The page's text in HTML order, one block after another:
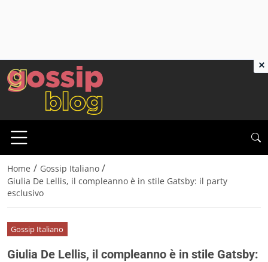
Home / Gossip Italiano /
Giulia De Lellis, il compleanno è in stile Gatsby: il party
esclusivo
Gossip Italiano
Giulia De Lellis, il compleanno è in stile Gatsby:
×